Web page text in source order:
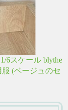
6スケール blythe
服 (ベージュのセ